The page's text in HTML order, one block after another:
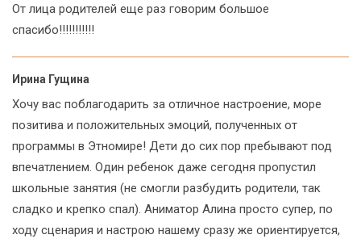
От лица родителей еще раз говорим большое
спасибо!!!!!!!!!!!
Ирина Гущина
Хочу вас поблагодарить за отличное настроение, море
позитива и положительных эмоций, полученных от
программы в Этномире! Дети до сих пор пребывают под
впечатлением. Один ребенок даже сегодня пропустил
школьные занятия (не смогли разбудить родители, так
сладко и крепко спал). Аниматор Алина просто супер, по
ходу сценария и настрою нашему сразу же ориентируется,